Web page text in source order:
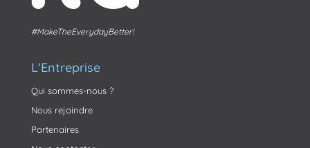
#MakeTheEverydayBetter!
L'Entreprise
Qui sommes-nous ?
Nous rejoindre
Partenaires